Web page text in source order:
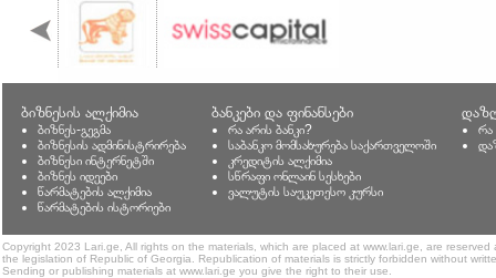
ბიზნესის ალქიმია
ბიზნეს-გეგმა
ბიზნესის ადმინისტრირება
ბიზნესი ინტერნეტში
ბიზნეს იდეები
წარმატების ალქიმია
წარმატების ისტორიები
ბანკები და ფინანსები
რა არის ბანკი?
საბანკო მომსახურება საქართველოში
კრედიტის ალქიმია
სწრაფი ონლაინ სესხები
ვალუტის საუკეთესო კურსი
რა
Copyright 2023 Lari.ge, All rights on the materials, which are placed at www.lari.ge, are
the legislation of Republic of Georgia. Republication of materials is strictly forbidden without
Sending or publishing materials at www.lari.ge you give the right to their use.